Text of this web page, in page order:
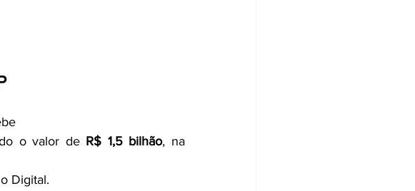
o valor de R$ 1,5 bilhão, na
Digital.